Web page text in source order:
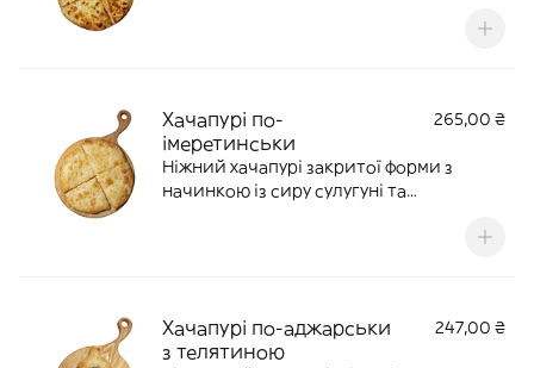
Хачапурі по-
імеретинськи
265,00 ₴
Ніжний хачапурі закритої форми з
начинкою із сиру сулугуні та
Хачапурі по-аджарськи
з телятиною
247,00 ₴